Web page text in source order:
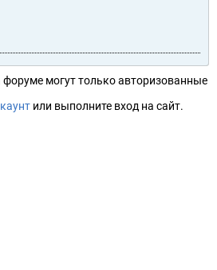
могут только авторизованные
или выполните вход на сайт.